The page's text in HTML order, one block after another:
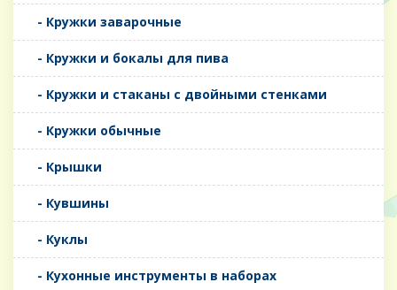
- Кружки заварочные
- Кружки и бокалы для пива
- Кружки и стаканы с двойными стенками
- Кружки обычные
- Крышки
- Кувшины
- Куклы
- Кухонные инструменты в наборах